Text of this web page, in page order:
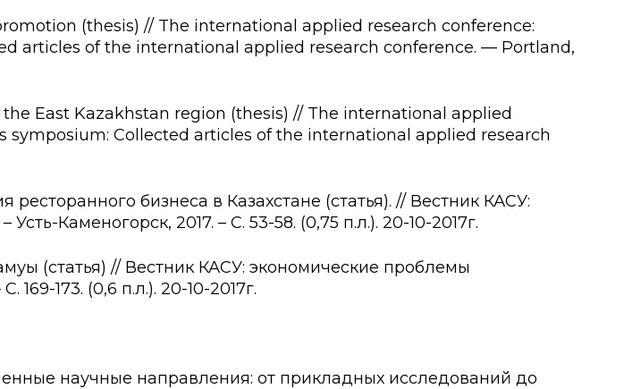
(thesis) // The international applied research conference:
articles of the international applied research conference. — Portland,
East Kazakhstan region (thesis) // The international applied
Collected articles of the international applied research
бизнеса в Казахстане (статья). // Вестник КАСУ:
Каменогорск, 2017. – С. 53-58. (0,75 п.л.). 20-10-2017г.
(статья) // Вестник КАСУ: экономические проблемы
173. (0,6 п.л.). 20-10-2017г.
научные направления: от прикладных исследований до